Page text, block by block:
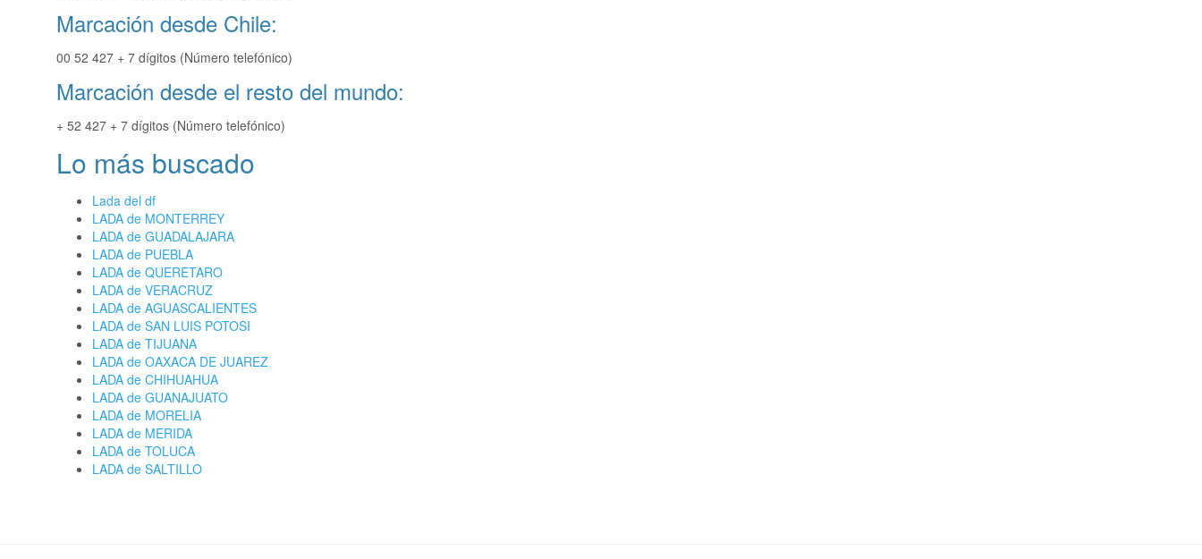
Marcación desde Chile:
00 52 427 + 7 dígitos (Número telefónico)
Marcación desde el resto del mundo:
+ 52 427 + 7 dígitos (Número telefónico)
Lo más buscado
Lada del df
LADA de MONTERREY
LADA de GUADALAJARA
LADA de PUEBLA
LADA de QUERETARO
LADA de VERACRUZ
LADA de AGUASCALIENTES
LADA de SAN LUIS POTOSI
LADA de TIJUANA
LADA de OAXACA DE JUAREZ
LADA de CHIHUAHUA
LADA de GUANAJUATO
LADA de MORELIA
LADA de MERIDA
LADA de TOLUCA
LADA de SALTILLO